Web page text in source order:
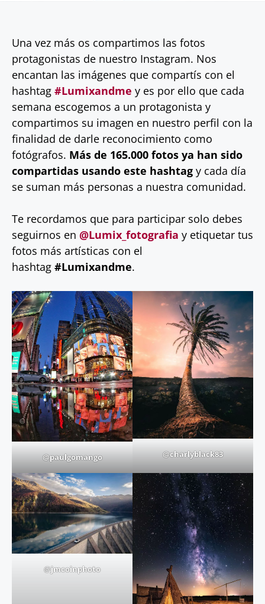
Una vez más os compartimos las fotos
protagonistas de nuestro Instagram. Nos
encantan las imágenes que compartís con el
hashtag #Lumixandme y es por ello que cada
semana escogemos a un protagonista y
compartimos su imagen en nuestro perfil con la
finalidad de darle reconocimiento como
fotógrafos. Más de 165.000 fotos ya han sido
compartidas usando este hashtag y cada día
se suman más personas a nuestra comunidad.
Te recordamos que para participar solo debes
seguirnos en @Lumix_fotografia y etiquetar tus
fotos más artísticas con el
hashtag #Lumixandme.
@paulgomango @charlyblack83
@jmcoinphoto